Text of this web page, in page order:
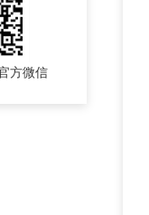
方微信